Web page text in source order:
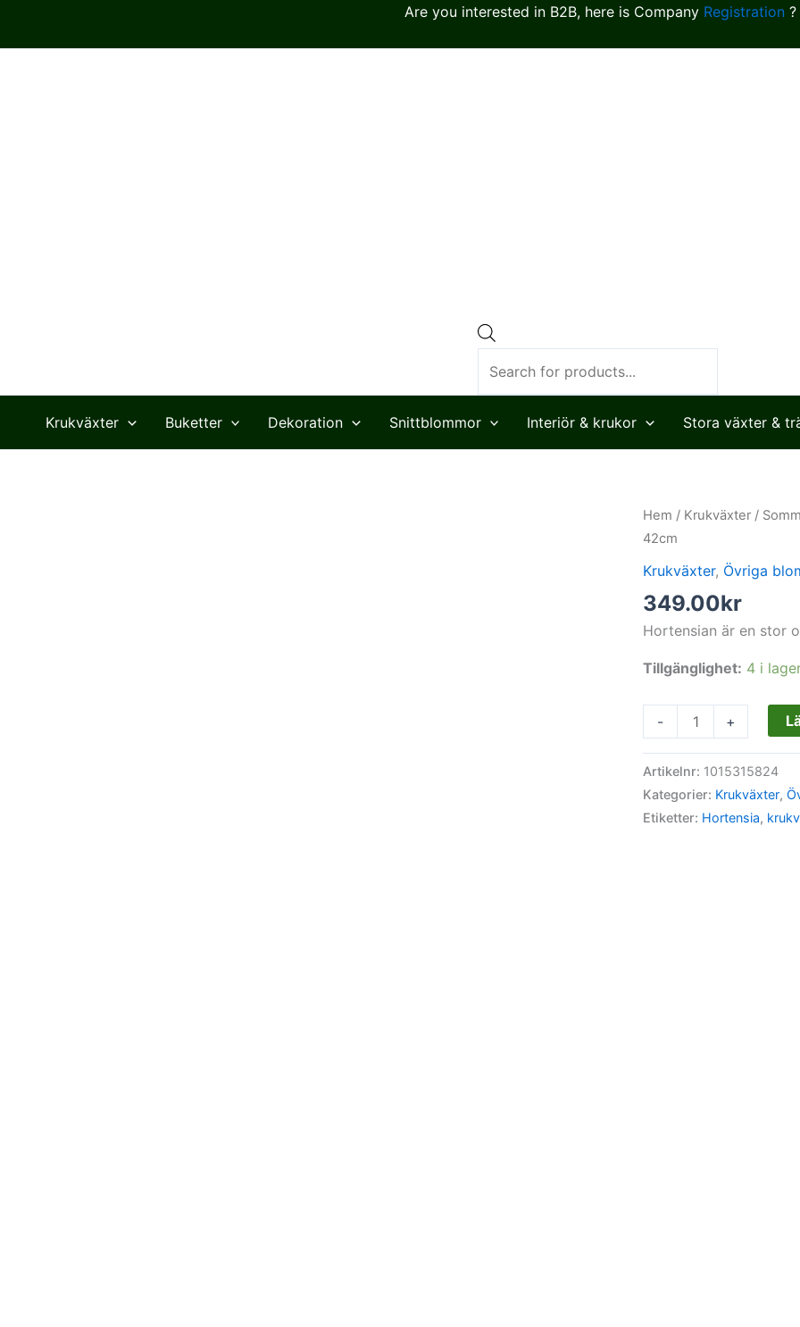
Are you interested in B2B, here is Company Registration?
Krukväxter Buketter Dekoration Snittblommor Interiör & krukor Stora växter &
Hem / Krukväxter /
42cm
Krukväxter, Övriga
349.00kr
Hortensian är en stor
Tillgänglighet: 4 i
-
Hortensia,
ljusrosa,
42cm
mängd
+
Artikelnr: 1015315824
Kategorier: Krukväxter,
Etiketter: Hortensia,